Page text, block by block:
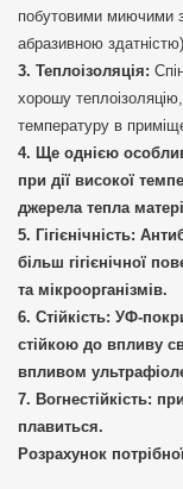
побутовими миючими
абразивною
Теплоізоляція:
хорошу
температуру в
Ще однією
при дії високої
джерела тепла
Гігієнічність:
більш гігієнічної
та мікроорганізмів.
Стійкість: УФ-
стійкою до впливу
впливом
Вогнестійкість:
плавиться.
Розрахунок